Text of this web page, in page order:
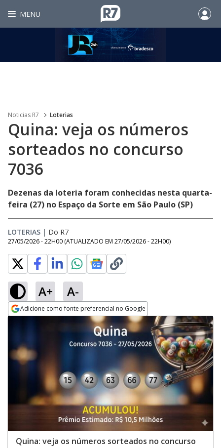
MENU
Noticias R7 Loterias
Quina: veja os números
sorteados no concurso
7036
Dezenas da loteria foram conhecidas nesta quarta-
feira (27) no Espaço da Sorte em São Paulo (SP)
LOTERIAS | Do R7
27/05/2026 - 22H00 (ATUALIZADO EM 27/05/2026 - 22H00)
A+ A-
Adicione como fonte preferencial no Google
Opens in new window
Quina: veja os números sorteados no concurso